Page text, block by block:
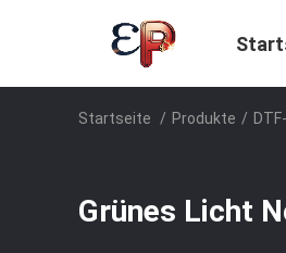
Startseite / Produkte /
Grünes Licht